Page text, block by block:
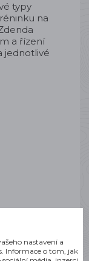
typy
na
a řízení
jednotlivé
nastavení a
Informace o tom, jak